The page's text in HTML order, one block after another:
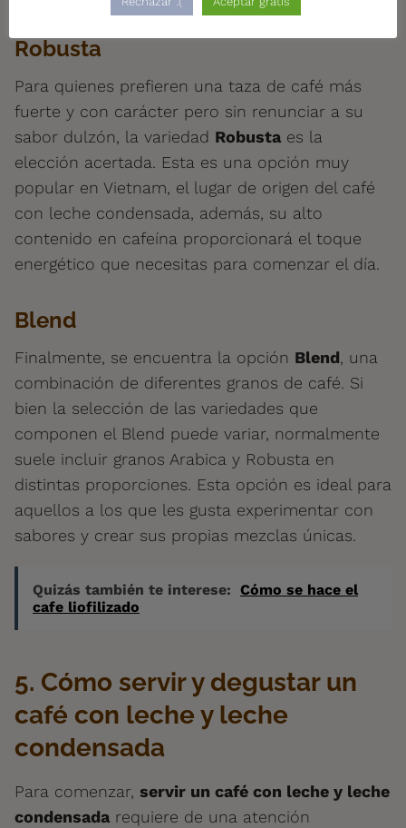
Robusta
Para quienes prefieren una taza de café más
fuerte y con carácter pero sin renunciar a su
sabor dulzón, la variedad Robusta es la
elección acertada. Esta es una opción muy
popular en Vietnam, el lugar de origen del café
con leche condensada, además, su alto
contenido en cafeína proporcionará el toque
energético que necesitas para comenzar el día.
Blend
Finalmente, se encuentra la opción Blend, una
combinación de diferentes granos de café. Si
bien la selección de las variedades que
componen el Blend puede variar, normalmente
suele incluir granos Arabica y Robusta en
distintas proporciones. Esta opción es ideal para
aquellos a los que les gusta experimentar con
sabores y crear sus propias mezclas únicas.
Quizás también te interese: Cómo se hace el
cafe liofilizado
5. Cómo servir y degustar un
café con leche y leche
condensada
Para comenzar, servir un café con leche y leche
condensada requiere de una atención